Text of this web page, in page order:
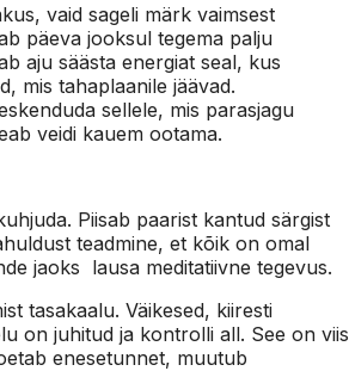
vaid sageli märk vaimsest
päeva jooksul tegema palju
aju säästa energiat seal, kus
mis tahaplaanile jäävad.
sellele, mis parasjagu
veidi kauem ootama.
Piisab paarist kantud särgist
teadmine, et kõik on omal
jaoks lausa meditatiivne tegevus.
tasakaalu. Väikesed, kiiresti
on juhitud ja kontrolli all. See on viis
enesetunnet, muutub